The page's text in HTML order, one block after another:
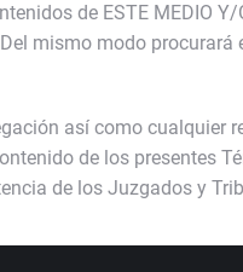
de ESTE MEDIO
mismo modo
así como cualquier
de los presentes
de los Juzgados y